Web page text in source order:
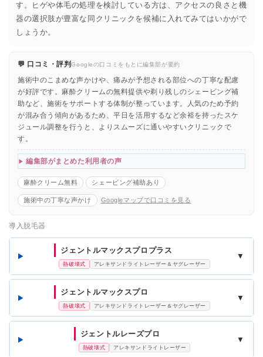
す。ヒゲや体毛の処理を検討している方は、アクセスの良さと機
器の選択肢が豊富な同クリニックを候補に入れてみてはいかがで
しょうか。
💬 口コミ・評判Googleの口コミをもとに編集部が要約
施術中のこまめな声かけや、痛みが予想される部位への丁寧な配慮
が好評です。麻酔クリームの無料提供や剃り残しのシェービング補
助など、施術をサポートする体制が整っています。人気のため予約
が混み合う傾向があるため、平日を活用するなど余裕を持ったスケ
ジュール調整を行うと、よりスムーズに通いやすいクリニックで
す。
編集部がまとめた利用者の声
麻酔クリーム無料 シェービング補助あり
施術中の丁寧な声かけ Googleマップで口コミを見る
導入脱毛器
ジェントルマックスプロプラス
熱破壊式 アレキサンドライトレーザー＆ヤグレーザー
▼
ジェントルマックスプロ
熱破壊式 アレキサンドライトレーザー＆ヤグレーザー
▼
ジェントルレーズプロ
熱破壊式 アレキサンドライトレーザー
▼